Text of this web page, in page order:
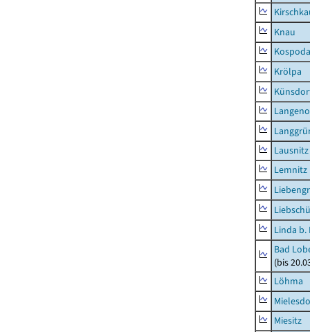
Knau
Kospoda
Krölpa
Lemnitz
Linda b.
Bad
(bis
Löhma
Miesitz